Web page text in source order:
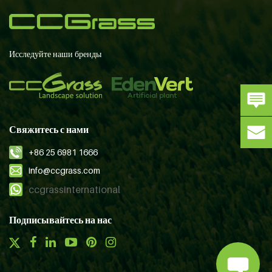
Исследуйте наши бренды
Свяжитесь с нами
+86 25 6981 1666
info@ccgrass.com
ccgrassinternational
Подписывайтесь на нас